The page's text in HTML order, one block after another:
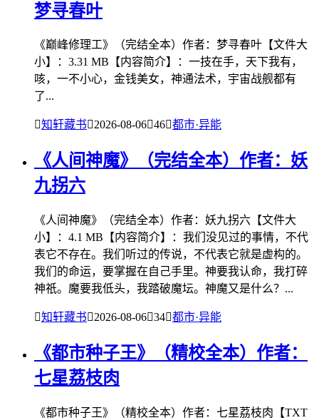
梦寻春叶
《巅峰修理工》（完结全本）作者：梦寻春叶【文件大
小】：3.31 MB【内容简介】：一技在手，天下我有，
咳，一不小心，金钱美女，神通法术，宇宙战舰都有
了...
知轩藏书2026-08-0646都市·异能
《人间神魔》（完结全本）作者：妖
九拐六
《人间神魔》（完结全本）作者：妖九拐六【文件大
小】：4.1 MB【内容简介】：我们没见过的事情，不代
表它不存在。我们听过的传说，不代表它就是虚构的。
我们的命运，要掌握在自己手里。神要我认命，我打碎
神祇。魔要我低头，我踏破魔坛。神魔又是什么？...
知轩藏书2026-08-0634都市·异能
《都市种子王》（精校全本）作者：
七星荔枝肉
《都市种子王》（精校全本）作者：七星荔枝肉【TXT